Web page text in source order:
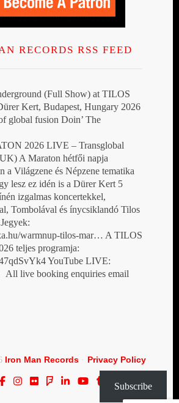
RECORDS RSS FEED
(Full Show) at TILOS
Kert, Budapest, Hungary 2026
global fusion Doin’ The
2026 LIVE – Transglobal
A Maraton hétfői napja
a Világzene és Népzene tematika
lesz ez idén is a Dürer Kert 5
izgalmas koncertekkel,
Tombolával és ínycsiklandó Tilos
warmnup-tilos-mar… A TILOS
teljes programja:
YouTube LIVE:
live booking enquiries email
Iron Man Records· Privacy Policy
Subscribe